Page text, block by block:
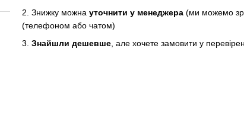
2. Знижку можна уточнити у менеджера (ми можемо
(телефоном або чатом)
3. Знайшли дешевше, але хочете замовити у